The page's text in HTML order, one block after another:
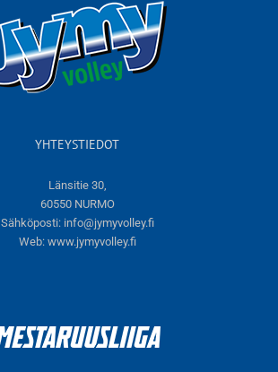
YHTEYSTIEDOT
Länsitie 30,
60550 NURMO
Sähköposti: info@jymyvolley.fi
Web: www.jymyvolley.fi